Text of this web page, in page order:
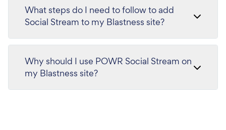
What steps do I need to follow to add
Social Stream to my Blastness site?
Why should I use POWR Social Stream on
my Blastness site?